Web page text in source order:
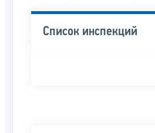
Список инспекций